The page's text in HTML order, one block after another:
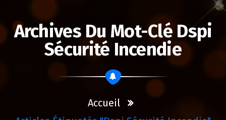
Archives Du Mot-Clé Dspi
Sécurité Incendie
Accueil